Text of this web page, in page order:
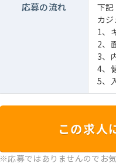
応募の流れ
下記
カ
1、
2、
3、
4、
5、
この求人
※応募ではありませんのでお